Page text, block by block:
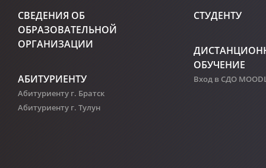
СВЕДЕНИЯ ОБ
ОБРАЗОВАТЕЛЬНОЙ
ОРГАНИЗАЦИИ
АБИТУРИЕНТУ
Абитуриенту г. Братск
Абитуриенту г. Тулун
СТУДЕНТУ
ОБУЧЕНИЕ
Вход в СДО